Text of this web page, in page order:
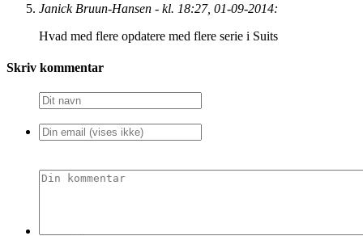
Janick Bruun-Hansen - kl. 18:27, 01-09-2014:
Hvad med flere opdatere med flere serie i Suits
Skriv kommentar